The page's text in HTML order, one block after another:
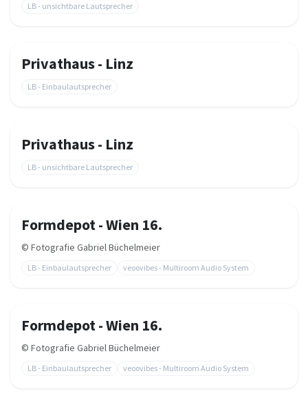
LB - unsichtbare Lautsprecher
Privathaus - Linz
LB - Einbaulautsprecher
Privathaus - Linz
LB - unsichtbare Lautsprecher
Formdepot - Wien 16.
© Fotografie Gabriel Büchelmeier
LB - Einbaulautsprecher veoovibes - Multiroom Audio System
Formdepot - Wien 16.
© Fotografie Gabriel Büchelmeier
LB - Einbaulautsprecher veoovibes - Multiroom Audio System